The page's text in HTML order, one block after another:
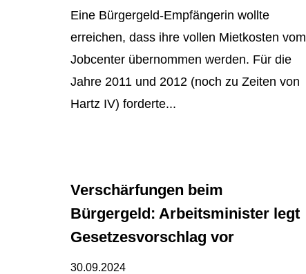
Eine Bürgergeld-Empfängerin wollte
erreichen, dass ihre vollen Mietkosten vom
Jobcenter übernommen werden. Für die
Jahre 2011 und 2012 (noch zu Zeiten von
Hartz IV) forderte...
Verschärfungen beim
Bürgergeld: Arbeitsminister legt
Gesetzesvorschlag vor
30.09.2024